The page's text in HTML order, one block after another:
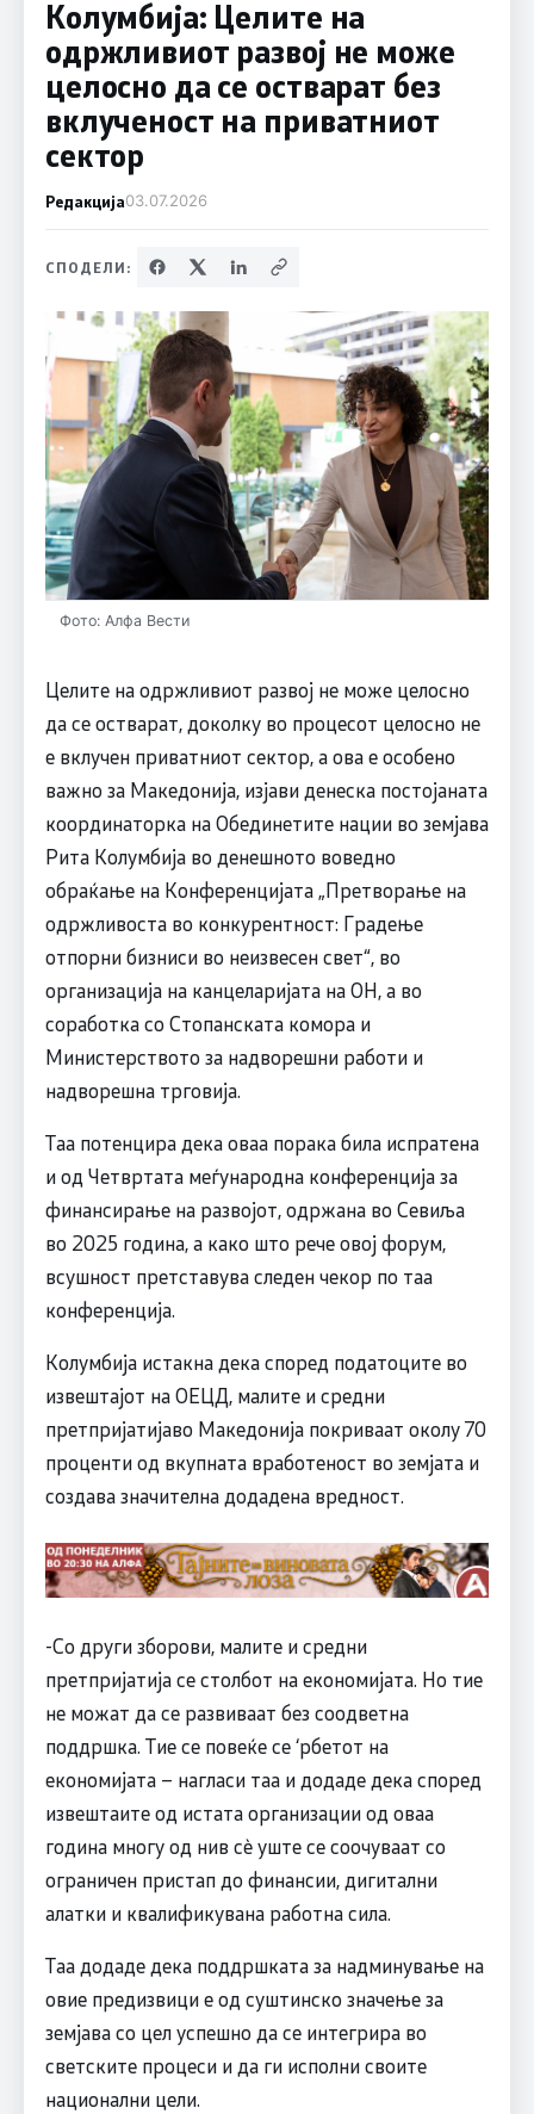
Колумбија: Целите на
одржливиот развој не може
целосно да се остварат без
вклученост на приватниот
сектор
Редакција03.07.2026
СПОДЕЛИ:
Фото: Алфа Вести
Целите на одржливиот развој не може целосно
да се остварат, доколку во процесот целосно не
е вклучен приватниот сектор, а ова е особено
важно за Македонија, изјави денеска постојаната
координаторка на Обединетите нации во земјава
Рита Колумбија во денешното воведно
обраќање на Конференцијата „Претворање на
одржливоста во конкурентност: Градење
отпорни бизниси во неизвесен свет“, во
организација на канцеларијата на ОН, а во
соработка со Стопанската комора и
Министерството за надворешни работи и
надворешна трговија.
Таа потенцира дека оваа порака била испратена
и од Четвртата меѓународна конференција за
финансирање на развојот, одржана во Севиља
во 2025 година, а како што рече овој форум,
всушност претставува следен чекор по таа
конференција.
Колумбија истакна дека според податоците во
извештајот на ОЕЦД, малите и средни
претпријатијаво Македонија покриваат околу 70
проценти од вкупната вработеност во земјата и
создава значителна додадена вредност.
-Со други зборови, малите и средни
претпријатија се столбот на економијата. Но тие
не можат да се развиваат без соодветна
поддршка. Тие се повеќе се ‘рбетот на
економијата – нагласи таа и додаде дека според
извештаите од истата организации од оваа
година многу од нив сè уште се соочуваат со
ограничен пристап до финансии, дигитални
алатки и квалификувана работна сила.
Таа додаде дека поддршката за надминување на
овие предизвици е од суштинско значење за
земјава со цел успешно да се интегрира во
светските процеси и да ги исполни своите
национални цели.